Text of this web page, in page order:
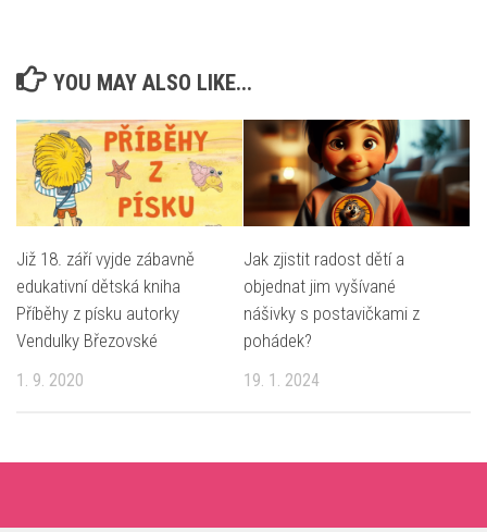
YOU MAY ALSO LIKE...
Již 18. září vyjde zábavně
edukativní dětská kniha
Příběhy z písku autorky
Vendulky Březovské
1. 9. 2020
Jak zjistit radost dětí a
objednat jim vyšívané
nášivky s postavičkami z
pohádek?
19. 1. 2024